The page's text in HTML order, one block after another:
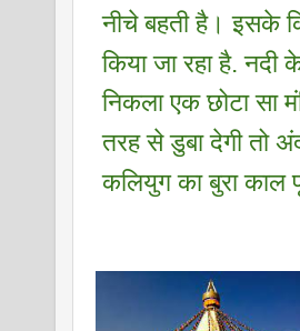
नीचे बहती है। इसके
किया जा रहा है.
निकला एक छोटा सा
तरह से डुबा देगी तो
कलियुग का बुरा काल